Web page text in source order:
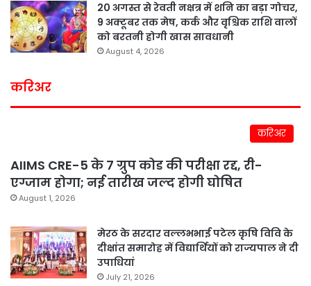
20 अगस्त से रेवती नक्षत्र में शनि का बड़ा गोचर,
9 अक्टूबर तक मेष, कर्क और वृश्चिक राशि वालों
को बरतनी होगी खास सावधानी
August 4, 2026
करिअर
करिअर
AIIMS CRE-5 के 7 ग्रुप कोड की परीक्षा रद्द, री-
एग्जाम होगा; नई तारीख जल्द होगी घोषित
August 1, 2026
मेरठ के सरदार वल्लभभाई पटेल कृषि विवि के
दीक्षांत समारोह में विद्यार्थियों को राज्यपाल ने दी
उपाधियां
July 21, 2026